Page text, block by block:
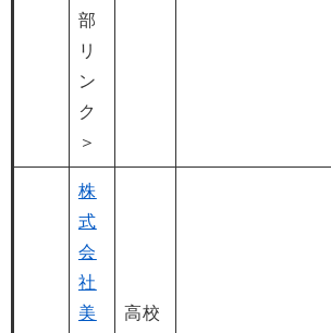
部
リ
ン
ク
＞
株
式
会
社
美
高校